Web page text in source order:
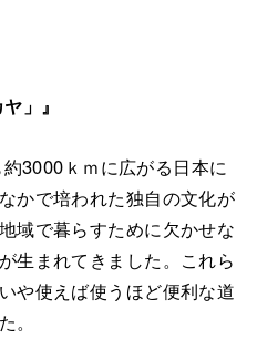
」』
3000ｋｍに広がる日本に
かで培われた独自の文化が
域で暮らすために欠かせな
生まれてきました。これら
や使えば使うほど便利な道
。